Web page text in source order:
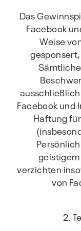
Das
Facebook
Weise
Facebook und
Haftung
verzichten
von
2.